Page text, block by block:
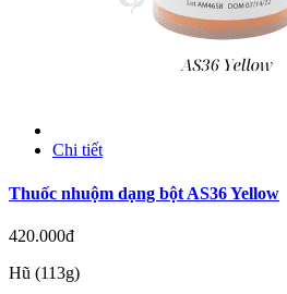
Chi tiết
Thuốc nhuộm dạng bột AS36 Yellow
420.000đ
Hũ (113g)